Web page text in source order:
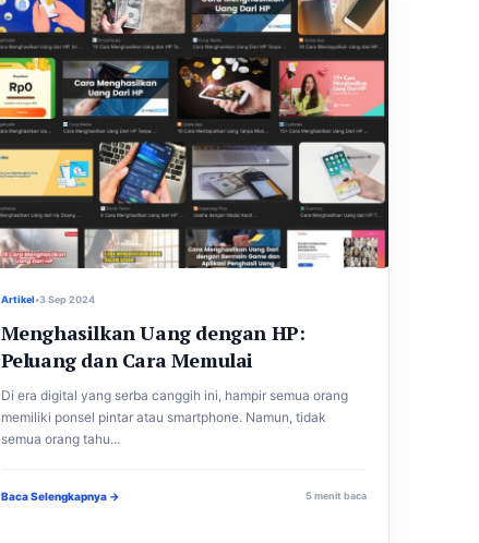
Artikel•3 Sep 2024
Menghasilkan Uang dengan HP:
Peluang dan Cara Memulai
Di era digital yang serba canggih ini, hampir semua orang
memiliki ponsel pintar atau smartphone. Namun, tidak
semua orang tahu...
Baca Selengkapnya → 5 menit baca